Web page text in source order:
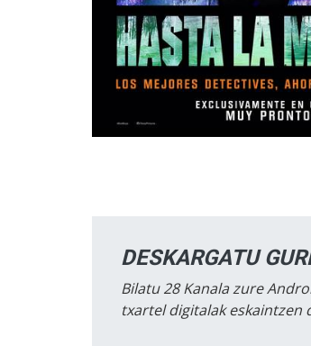
DESKARGATU
Bilatu 28 Kanala zure
txartel digitalak eskaintzen